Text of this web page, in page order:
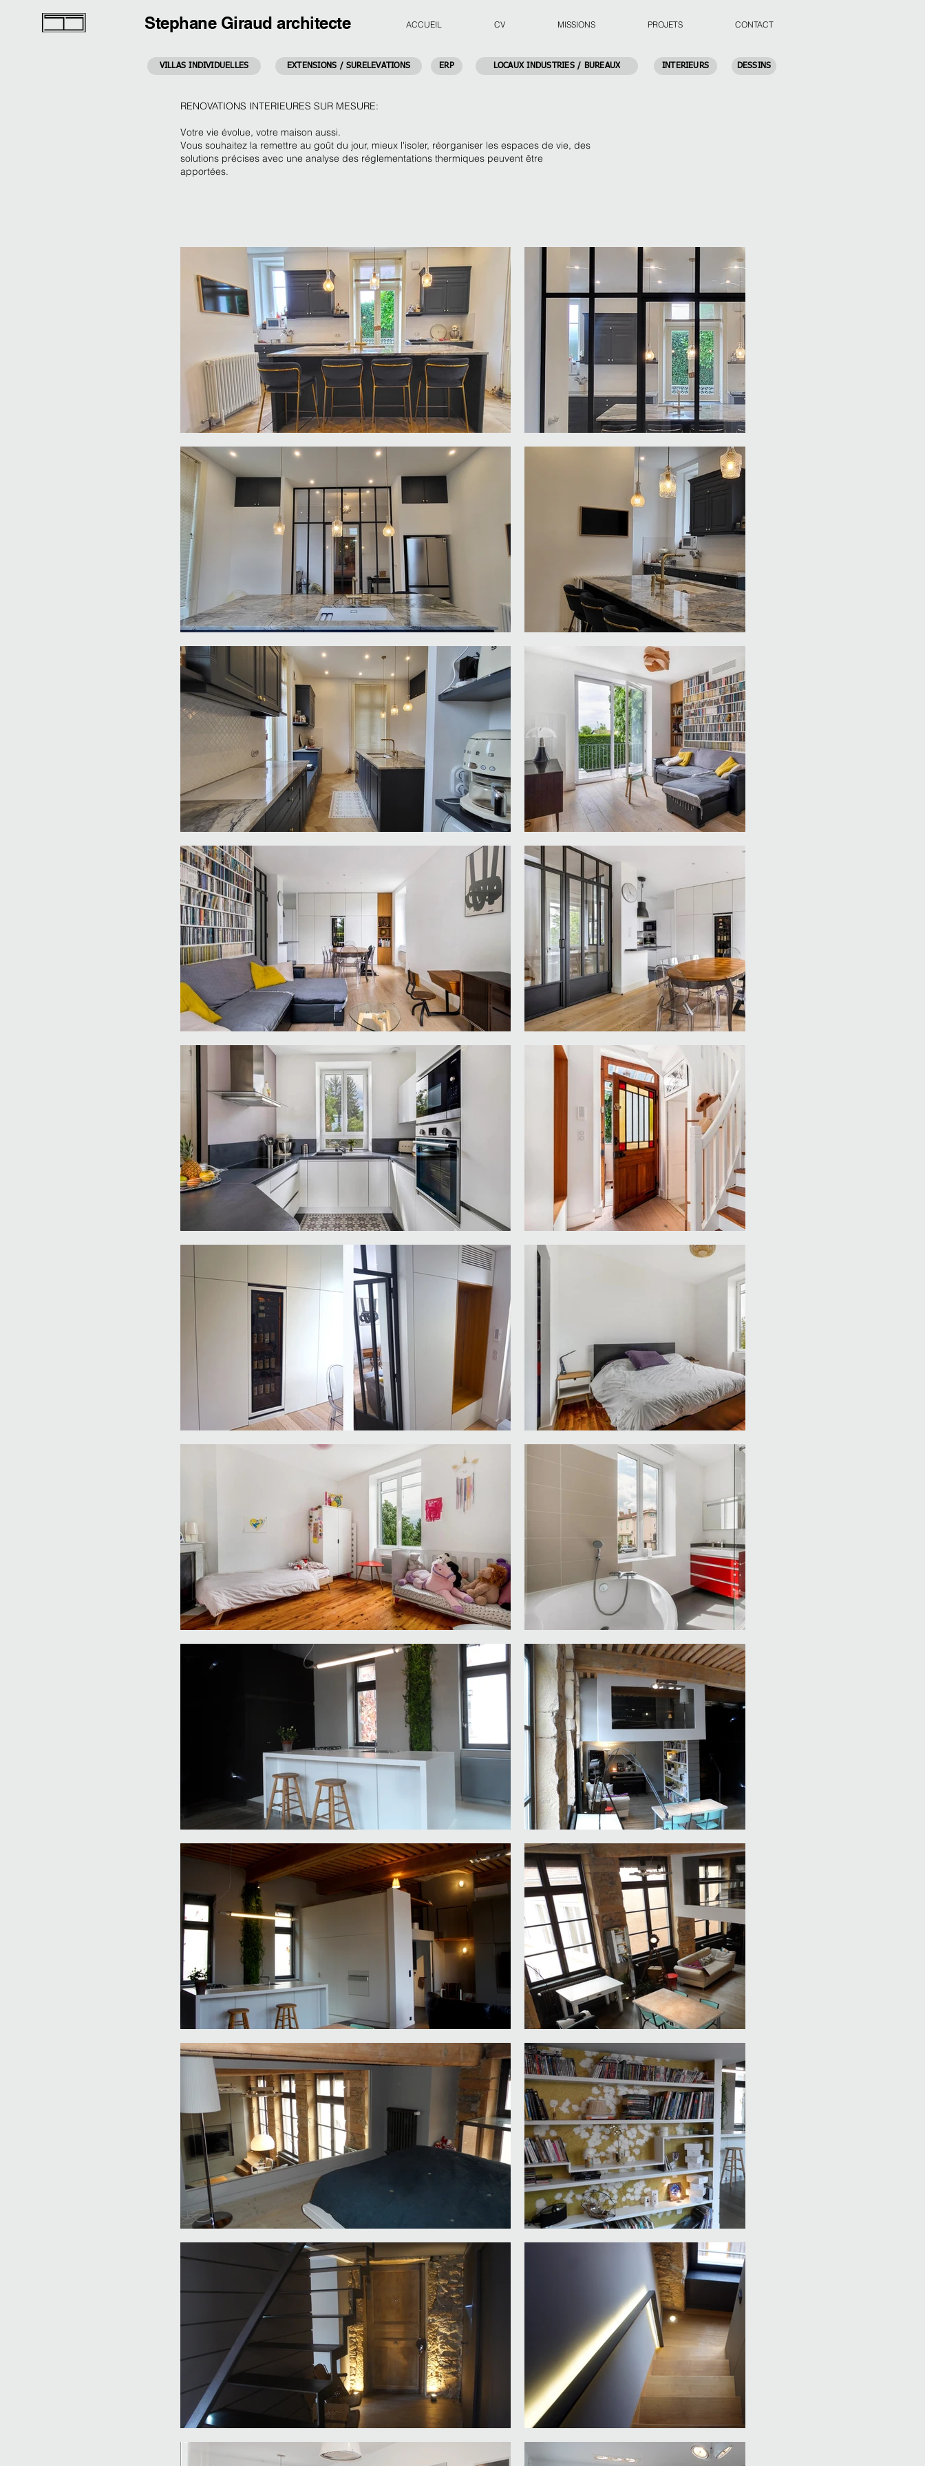
Stephane Giraud architecte ACCUEIL CV MISSIONS PROJETS CONTACT
VILLAS INDIVIDUELLES EXTENSIONS / SURELEVATIONS ERP LOCAUX INDUSTRIES / BUREAUX INTERIEURS DESSINS
RENOVATIONS INTERIEURES SUR MESURE:
Votre vie évolue, votre maison aussi.
Vous souhaitez la remettre au goût du jour, mieux l'isoler, réorganiser les espaces de vie, des
solutions précises avec une analyse des réglementations thermiques peuvent être
apportées.